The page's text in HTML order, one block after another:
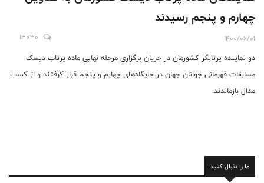
چهارم و پنجم رسیدند
1400/06/01
13730
دو نماینده پرتابگر کشورمان در جریان برگزاری مرحله نهایی ماده پرتاب دیسک
مسابقات قهرمانی جوانان جهان در جایگاه‌های چهارم و پنجم قرار گرفتند و از کسب
مدال بازماندند.
ما را دنبال کنید